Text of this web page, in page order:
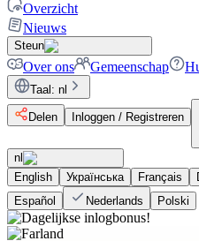
Overzicht
Nieuws
Steun
Over ons Gemeenschap
Taal : nl
Delen
Inloggen / Registreren
nl
English
Українська Français
Español
Nederlands Polski